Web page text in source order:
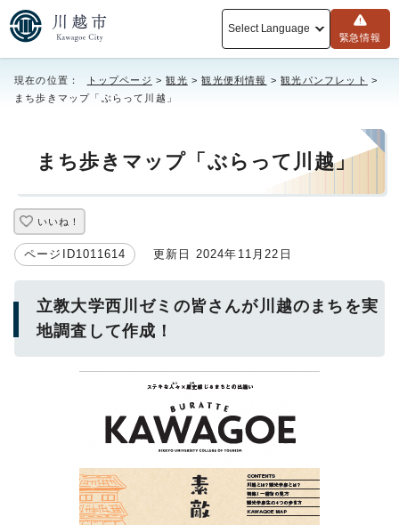
Select Language
緊急情報
現在の位置： トップページ >観光 >観光便利情報 >観光パンフレット >
まち歩きマップ「ぶらって川越」
まち歩きマップ「ぶらって川越」
いいね！
ページID1011614 更新日 2024年11月22日
立教大学西川ゼミの皆さんが川越のまちを実
地調査して作成！